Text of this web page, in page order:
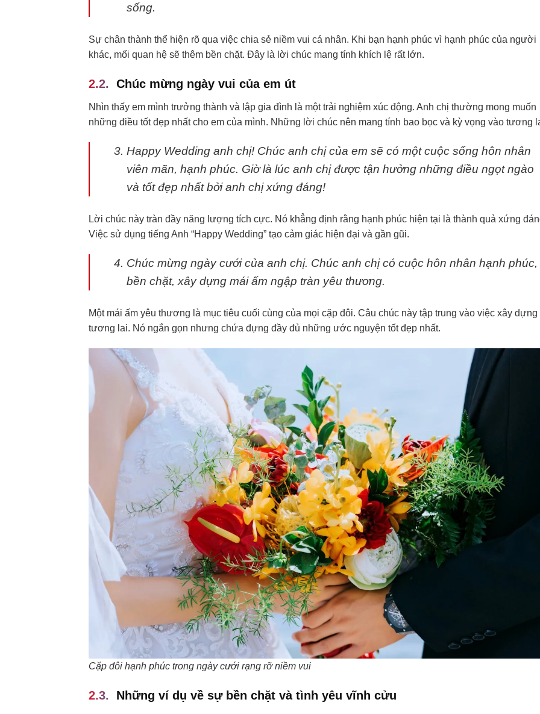
sống.
Sự chân thành thể hiện rõ qua việc chia sẻ niềm vui cá nhân. Khi bạn hạnh phúc vì hạnh phúc của người
khác, mối quan hệ sẽ thêm bền chặt. Đây là lời chúc mang tính khích lệ rất lớn.
Chúc mừng ngày vui của em út
Nhìn thấy em mình trưởng thành và lập gia đình là một trải nghiệm xúc động. Anh chị thường mong muốn
những điều tốt đẹp nhất cho em của mình. Những lời chúc nên mang tính bao bọc và kỳ vọng vào tương
Happy Wedding anh chị! Chúc anh chị của em sẽ có một cuộc sống hôn nhân
viên mãn, hạnh phúc. Giờ là lúc anh chị được tận hưởng những điều ngọt ngào
và tốt đẹp nhất bởi anh chị xứng đáng!
Lời chúc này tràn đầy năng lượng tích cực. Nó khẳng định rằng hạnh phúc hiện tại là thành quả xứng
Việc sử dụng tiếng Anh “Happy Wedding” tạo cảm giác hiện đại và gần gũi.
Chúc mừng ngày cưới của anh chị. Chúc anh chị có cuộc hôn nhân hạnh phúc,
bền chặt, xây dựng mái ấm ngập tràn yêu thương.
Một mái ấm yêu thương là mục tiêu cuối cùng của mọi cặp đôi. Câu chúc này tập trung vào việc xây dựng
tương lai. Nó ngắn gọn nhưng chứa đựng đầy đủ những ước nguyện tốt đẹp nhất.
Cặp đôi hạnh phúc trong ngày cưới rạng rỡ niềm vui
Những ví dụ về sự bền chặt và tình yêu vĩnh cửu